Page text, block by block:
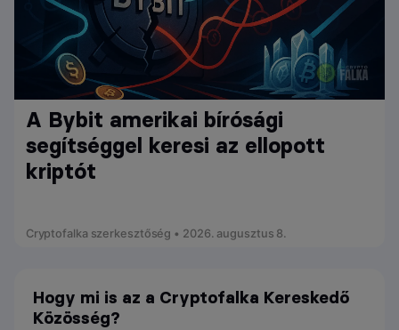
A Bybit amerikai bírósági
segítséggel keresi az ellopott
kriptót
Cryptofalka szerkesztőség • 2026. augusztus 8.
Hogy mi is az a Cryptofalka Kereskedő
Közösség?